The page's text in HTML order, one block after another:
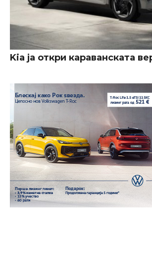
Kia ја откри караванската